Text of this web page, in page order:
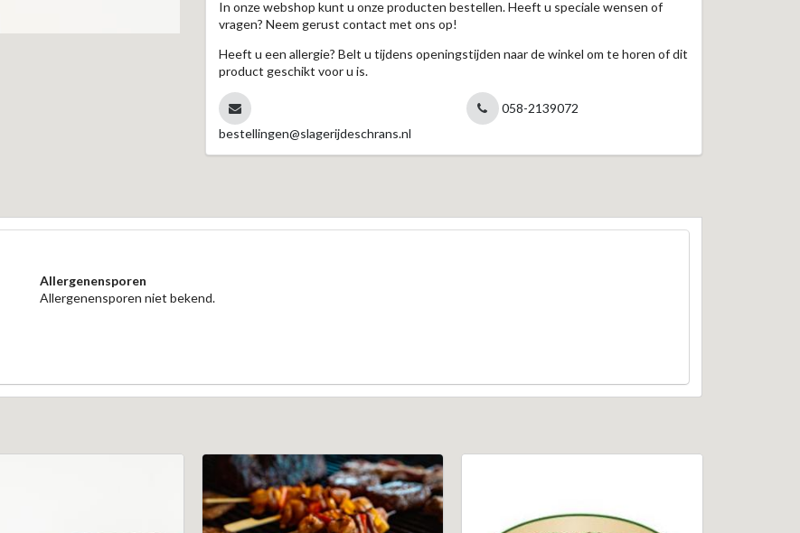
In onze webshop kunt u onze producten bestellen. Heeft u speciale wensen of
vragen? Neem gerust contact met ons op!
Heeft u een allergie? Belt u tijdens openingstijden naar de winkel om te horen of dit
product geschikt voor u is.
bestellingen@slagerijdeschrans.nl
058-2139072
Allergenensporen
Allergenensporen niet bekend.